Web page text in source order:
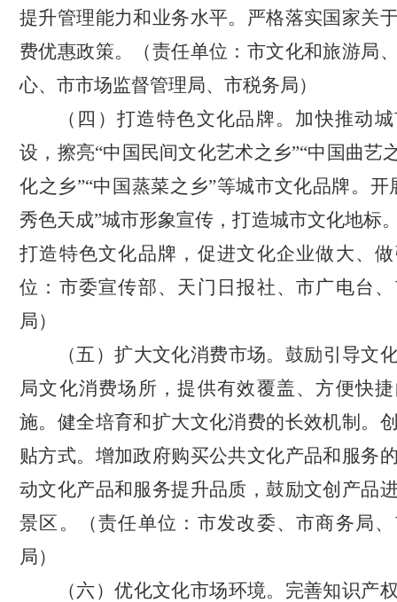
提升管理能力和业务水平。严格落实国家关
费优惠政策。 （责任单位：市文化和旅游局
心、 市市场监督管理局、市税务局）
（四）打造特色文化品牌。 加快推动
设 ， 擦亮“中国民间文化艺术之乡”“中国曲艺
化之乡”“中国蒸菜之乡”等城市文化品牌。 开
秀色天成”城市形象宣传，打造城市文化地标
打造特色文化品牌 ， 促进文化企业做大、
位：市委宣传部、 天门日报社、市广电台
局）
（五）扩大文化消费市场。 鼓励引导文
局文化消费场所，提供有效覆盖、方便快
施。 健全培育和扩大文化消费的长效机制 。
贴方式。 增加政府购买公共文化产品和服务
动文化产品和服务提升品质，鼓励文创产品
景区。
（责任单位：市发改委、市商务局
局）
（六）优化文化市场环境。 完善知识产